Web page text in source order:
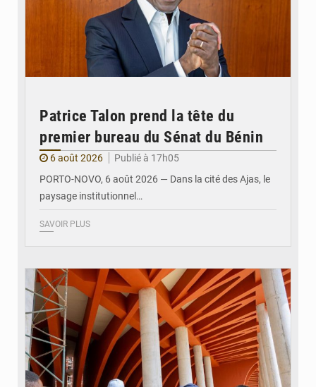
Patrice Talon prend la tête du
premier bureau du Sénat du Bénin
6 août 2026
Publié à 17h05
PORTO-NOVO, 6 août 2026 — Dans la cité des Ajas, le
paysage institutionnel…
SAVOIR PLUS